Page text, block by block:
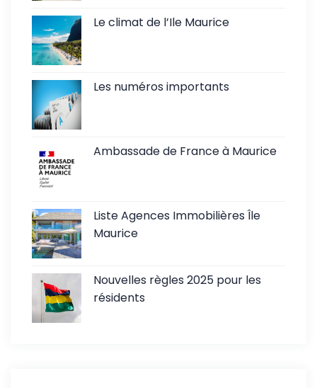
Le climat de l’Ile Maurice
Les numéros importants
Ambassade de France à Maurice
Liste Agences Immobilières Île
Maurice
Nouvelles règles 2025 pour les
résidents